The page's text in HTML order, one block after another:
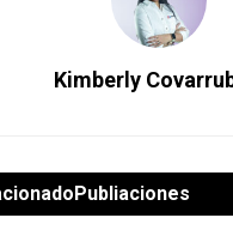
Kimberly
Publiaciones